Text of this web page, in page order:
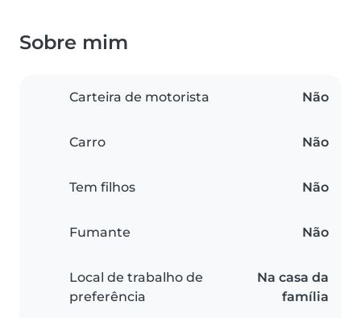
Sobre mim
Carteira de motorista Não
Carro Não
Tem filhos Não
Fumante Não
Local de trabalho de
preferência
Na casa da
família